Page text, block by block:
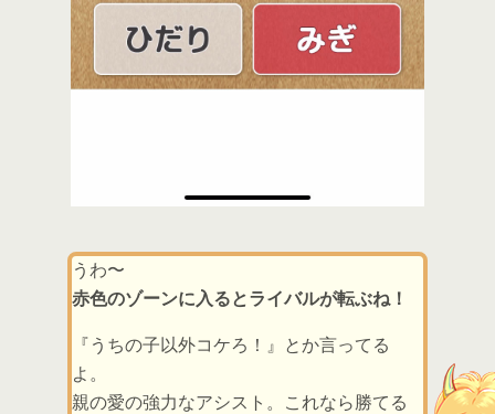
うわ〜
赤色のゾーンに入るとライバルが転ぶね！
『うちの子以外コケろ！』とか言ってる
よ。
親の愛の強力なアシスト。これなら勝てる